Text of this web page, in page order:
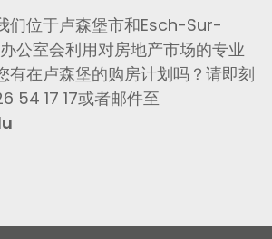
们位于卢森堡市和Esch-Sur-
公室会利用对房地产市场的专业
有在卢森堡的购房计划吗？请即刻
54 17 17或者邮件至